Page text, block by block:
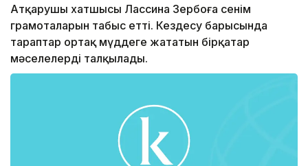
Атқарушы хатшысы Лассина Зербоға сенім
грамоталарын табыс етті. Кездесу барысында
тараптар ортақ мүддеге жататын бірқатар
мәселелерді талқылады.